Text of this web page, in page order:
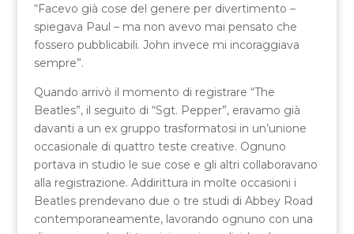
“Facevo già cose del genere per divertimento –
spiegava Paul – ma non avevo mai pensato che
fossero pubblicabili. John invece mi incoraggiava
sempre”.
Quando arrivò il momento di registrare “The
Beatles”, il seguito di “Sgt. Pepper”, eravamo già
davanti a un ex gruppo trasformatosi in un’unione
occasionale di quattro teste creative. Ognuno
portava in studio le sue cose e gli altri collaboravano
alla registrazione. Addirittura in molte occasioni i
Beatles prendevano due o tre studi di Abbey Road
contemporaneamente, lavorando ognuno con una